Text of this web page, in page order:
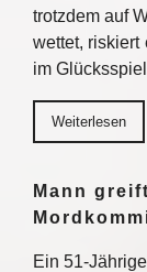
trotzdem auf
wettet, riskiert
im
Weiterlesen
Mann
Ein 51-